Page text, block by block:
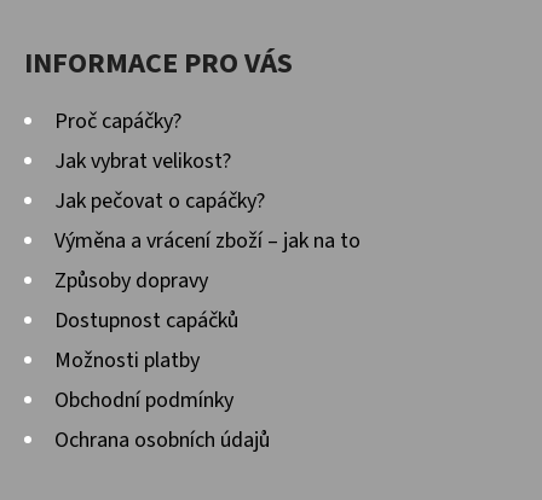
INFORMACE PRO VÁS
Proč capáčky?
Jak vybrat velikost?
Jak pečovat o capáčky?
Výměna a vrácení zboží – jak na to
Způsoby dopravy
Dostupnost capáčků
Možnosti platby
Obchodní podmínky
Ochrana osobních údajů